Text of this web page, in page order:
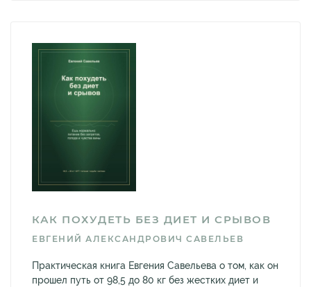
КАК ПОХУДЕТЬ БЕЗ ДИЕТ И СРЫВОВ
ЕВГЕНИЙ АЛЕКСАНДРОВИЧ САВЕЛЬЕВ
Практическая книга Евгения Савельева о том, как он
прошел путь от 98,5 до 80 кг без жестких диет и